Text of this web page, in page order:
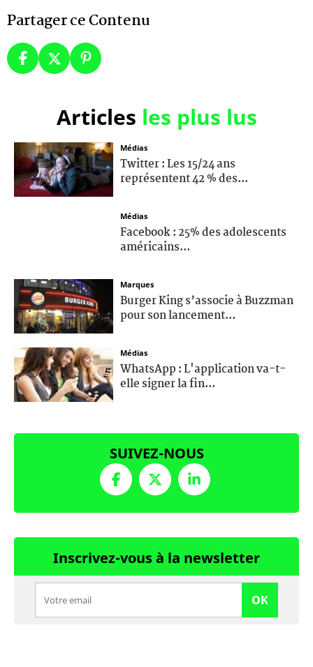
Partager ce Contenu
Articles les plus lus
Médias
Twitter : Les 15/24 ans
représentent 42 % des...
Médias
Facebook : 25% des adolescents
américains...
Marques
Burger King s’associe à Buzzman
pour son lancement...
Médias
WhatsApp : L'application va-t-
elle signer la fin...
SUIVEZ-NOUS
Inscrivez-vous à la newsletter
OK